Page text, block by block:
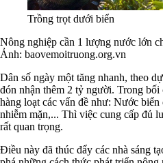
Trồng trọt dưới biển
Nông nghiệp cần 1 lượng nước lớn
Ảnh: baovemoitruong.org.vn
Dân số ngày một tăng nhanh, theo
đón nhận thêm 2 tỷ người. Trong
hàng loạt các vấn đề như: Nước
nhiễm mặn,... Thì việc cung cấp đủ
rất quan trọng.
Điều này đã thúc đẩy các nhà sáng